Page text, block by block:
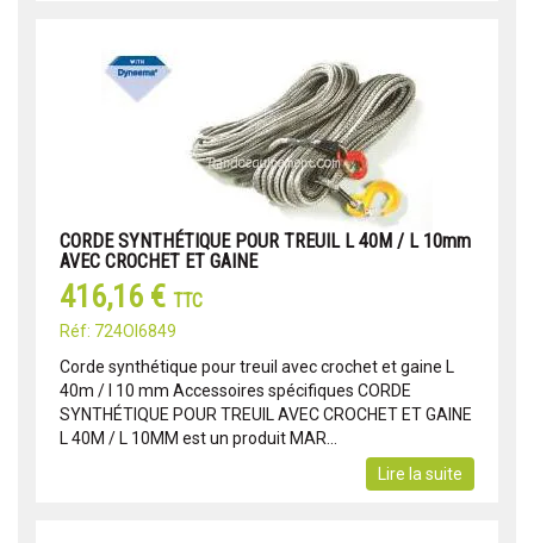
CORDE SYNTHÉTIQUE POUR TREUIL L 40M / L 10mm
AVEC CROCHET ET GAINE
416,16 € TTC
Réf: 724OI6849
Corde synthétique pour treuil avec crochet et gaine L
40m / l 10 mm Accessoires spécifiques CORDE
SYNTHÉTIQUE POUR TREUIL AVEC CROCHET ET GAINE
L 40M / L 10MM est un produit MAR...
Lire la suite